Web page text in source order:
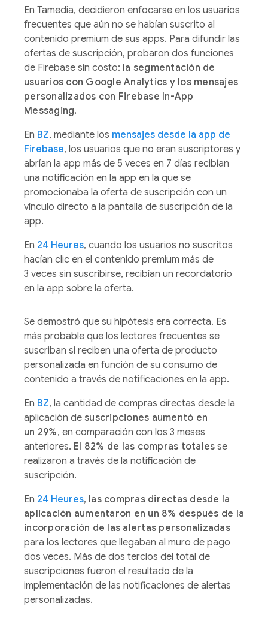
En Tamedia, decidieron enfocarse en los usuarios
frecuentes que aún no se habían suscrito al
contenido premium de sus apps. Para difundir las
ofertas de suscripción, probaron dos funciones
de Firebase sin costo: la segmentación de
usuarios con Google Analytics y los mensajes
personalizados con Firebase In-App
Messaging.
En BZ, mediante los mensajes desde la app de
Firebase, los usuarios que no eran suscriptores y
abrían la app más de 5 veces en 7 días recibían
una notificación en la app en la que se
promocionaba la oferta de suscripción con un
vínculo directo a la pantalla de suscripción de la
app.
En 24 Heures, cuando los usuarios no suscritos
hacían clic en el contenido premium más de
3 veces sin suscribirse, recibían un recordatorio
en la app sobre la oferta.
Se demostró que su hipótesis era correcta. Es
más probable que los lectores frecuentes se
suscriban si reciben una oferta de producto
personalizada en función de su consumo de
contenido a través de notificaciones en la app.
En BZ, la cantidad de compras directas desde la
aplicación de suscripciones aumentó en
un 29%, en comparación con los 3 meses
anteriores. El 82% de las compras totales se
realizaron a través de la notificación de
suscripción.
En 24 Heures, las compras directas desde la
aplicación aumentaron en un 8% después de la
incorporación de las alertas personalizadas
para los lectores que llegaban al muro de pago
dos veces. Más de dos tercios del total de
suscripciones fueron el resultado de la
implementación de las notificaciones de alertas
personalizadas.